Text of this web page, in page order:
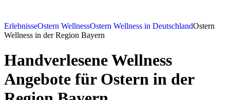
ErlebnisseOstern WellnessOstern Wellness in DeutschlandOstern
Wellness in der Region Bayern
Handverlesene Wellness
Angebote für Ostern in der